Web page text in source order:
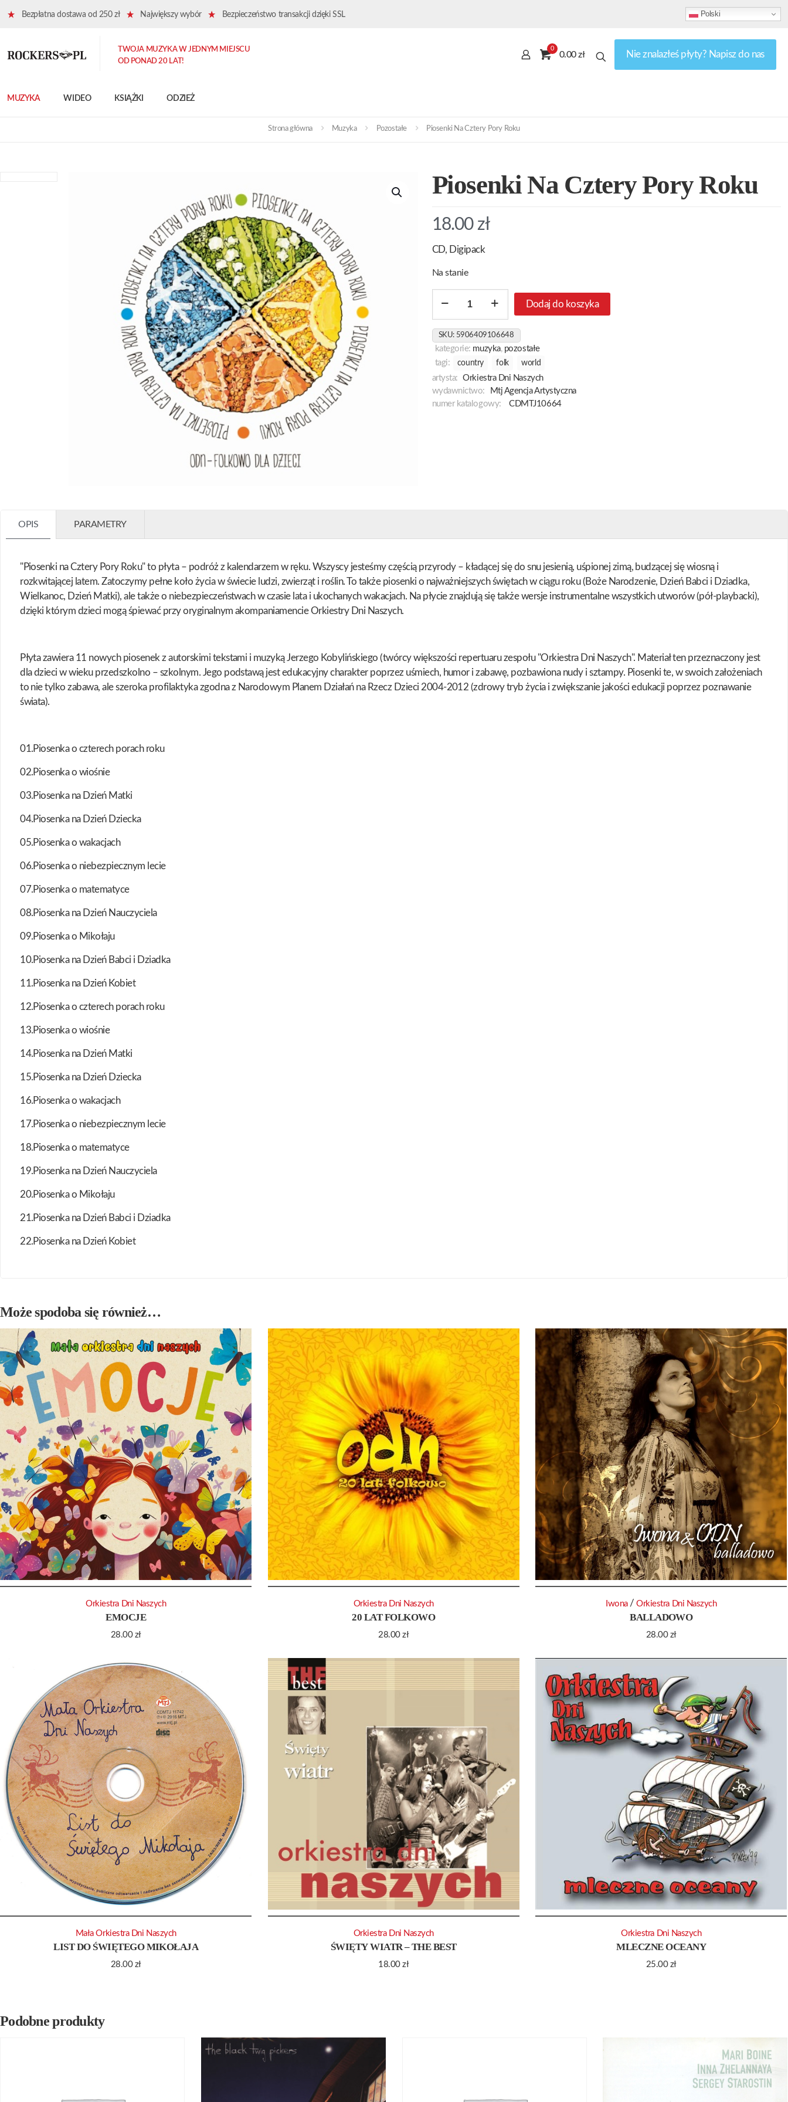
Bezpłatna dostawa od 250 zł Największy wybór Bezpieczeństwo transakcji dzięki SSL Polski
MUZYKA WIDEO KSIĄŻKI ODZIEŻ
TWOJA MUZYKA W JEDNYM MIEJSCU
OD PONAD 20 LAT!
0
0.00 zł Nie znalazłeś płyty? Napisz do nas
Strona główna Muzyka Pozostałe Piosenki Na Cztery Pory Roku
Piosenki Na Cztery Pory Roku
18.00 zł
CD, Digipack
Na stanie
Cztery
Pory
Roku
Dodaj do koszyka
SKU: 5906409106648
kategorie: muzyka, pozostałe
tagi:
country folk world
artysta:
Orkiestra Dni Naszych
wydawnictwo:
Mtj Agencja Artystyczna
numer katalogowy:
CDMTJ10664
OPIS PARAMETRY
"Piosenki na Cztery Pory Roku" to płyta – podróż z kalendarzem w ręku. Wszyscy jesteśmy częścią przyrody – kładącej się do snu jesienią, uśpionej zimą, budzącej się wiosną i
rozkwitającej latem. Zatoczymy pełne koło życia w świecie ludzi, zwierząt i roślin. To także piosenki o najważniejszych świętach w ciągu roku (Boże Narodzenie, Dzień Babci i Dziadka,
Wielkanoc, Dzień Matki), ale także o niebezpieczeństwach w czasie lata i ukochanych wakacjach. Na płycie znajdują się także wersje instrumentalne wszystkich utworów (pół-playbacki),
dzięki którym dzieci mogą śpiewać przy oryginalnym akompaniamencie Orkiestry Dni Naszych.
Płyta zawiera 11 nowych piosenek z autorskimi tekstami i muzyką Jerzego Kobylińskiego (twórcy większości repertuaru zespołu "Orkiestra Dni Naszych". Materiał ten przeznaczony jest
dla dzieci w wieku przedszkolno – szkolnym. Jego podstawą jest edukacyjny charakter poprzez uśmiech, humor i zabawę, pozbawiona nudy i sztampy. Piosenki te, w swoich założeniach
to nie tylko zabawa, ale szeroka profilaktyka zgodna z Narodowym Planem Działań na Rzecz Dzieci 2004-2012 (zdrowy tryb życia i zwiększanie jakości edukacji poprzez poznawanie
świata).
01.Piosenka o czterech porach roku
02.Piosenka o wiośnie
03.Piosenka na Dzień Matki
04.Piosenka na Dzień Dziecka
05.Piosenka o wakacjach
06.Piosenka o niebezpiecznym lecie
07.Piosenka o matematyce
08.Piosenka na Dzień Nauczyciela
09.Piosenka o Mikołaju
10.Piosenka na Dzień Babci i Dziadka
11.Piosenka na Dzień Kobiet
12.Piosenka o czterech porach roku
13.Piosenka o wiośnie
14.Piosenka na Dzień Matki
15.Piosenka na Dzień Dziecka
16.Piosenka o wakacjach
17.Piosenka o niebezpiecznym lecie
18.Piosenka o matematyce
19.Piosenka na Dzień Nauczyciela
20.Piosenka o Mikołaju
21.Piosenka na Dzień Babci i Dziadka
22.Piosenka na Dzień Kobiet
Może spodoba się również…
EMOCJE
28.00 zł
Orkiestra Dni Naszych
20 LAT FOLKOWO
28.00zł
Orkiestra Dni Naszych
BALLADOWO
28.00 zł
Iwona /Orkiestra Dni Naszych
LIST DO ŚWIĘTEGO MIKOŁAJA
28.00 zł
Mała Orkiestra Dni Naszych
ŚWIĘTY WIATR – THE BEST
18.00zł
Orkiestra Dni Naszych
MLECZNE OCEANY
25.00 zł
Orkiestra Dni Naszych
Podobne produkty